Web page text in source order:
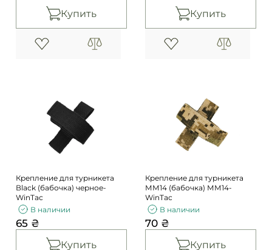
Возврат и обмен
Купить Купить
Крепление для турникета
Вlack (бабочка) черное-
WinTac
В наличии
65 ₴
Купить
Крепление для турникета
ММ14 (бабочка) ММ14-
WinTac
В наличии
70 ₴
Купить